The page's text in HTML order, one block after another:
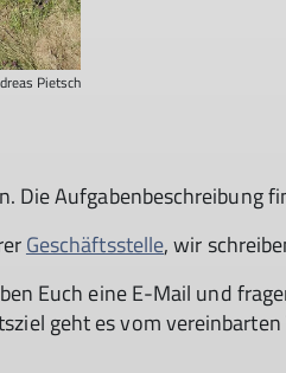
Pietsch
Die Aufgabenbeschreibung
Geschäftsstelle, wir
Euch eine E-Mail und
geht es vom